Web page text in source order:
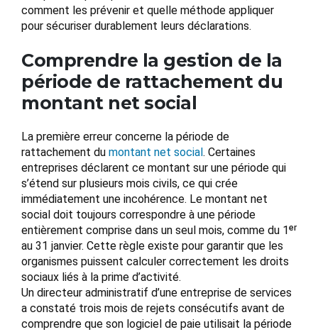
comment les prévenir et quelle méthode appliquer
pour sécuriser durablement leurs déclarations.
Comprendre la gestion de la
période de rattachement du
montant net social
La première erreur concerne la période de
rattachement du montant net social . Certaines
entreprises déclarent ce montant sur une période qui
s’étend sur plusieurs mois civils, ce qui crée
immédiatement une incohérence. Le montant net
social doit toujours correspondre à une période
entièrement comprise dans un seul mois, comme du 1ᵉʳ
au 31 janvier. Cette règle existe pour garantir que les
organismes puissent calculer correctement les droits
sociaux liés à la prime d’activité.
Un directeur administratif d’une entreprise de services
a constaté trois mois de rejets consécutifs avant de
comprendre que son logiciel de paie utilisait la période